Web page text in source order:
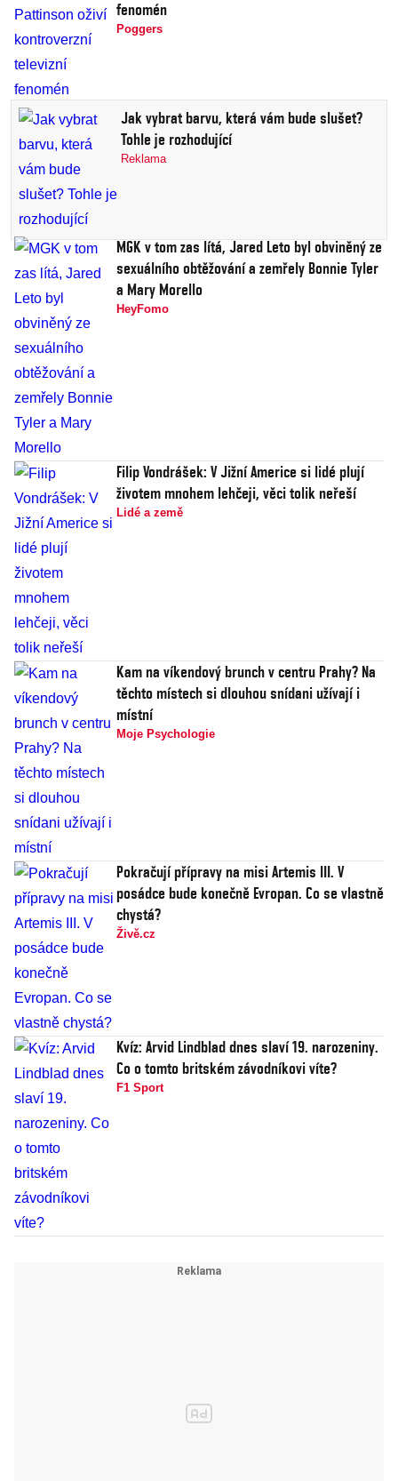
fenomén
Poggers
Jak vybrat barvu, která vám bude slušet?
Tohle je rozhodující
Reklama
MGK v tom zas lítá, Jared Leto byl obviněný ze
sexuálního obtěžování a zemřely Bonnie Tyler
a Mary Morello
HeyFomo
Filip Vondrášek: V Jižní Americe si lidé plují
životem mnohem lehčeji, věci tolik neřeší
Lidé a země
Kam na víkendový brunch v centru Prahy? Na
těchto místech si dlouhou snídani užívají i
místní
Moje Psychologie
Pokračují přípravy na misi Artemis III. V
posádce bude konečně Evropan. Co se vlastně
chystá?
Živě.cz
Kvíz: Arvid Lindblad dnes slaví 19. narozeniny.
Co o tomto britském závodníkovi víte?
F1 Sport